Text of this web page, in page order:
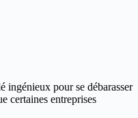
ingénieux pour se débarasser
certaines entreprises